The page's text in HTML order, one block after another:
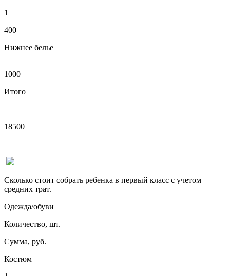
1
400
Нижнее белье
—
1000
Итого
18500
Сколько стоит собрать ребенка в первый класс с учетом
средних трат.
Одежда/обуви
Количество, шт.
Сумма, руб.
Костюм